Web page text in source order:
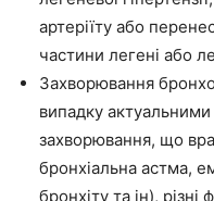
артеріїту або
частини легені або
Захворювання
випадку
захворювання, що
бронхіальна астма,
бронхіту та ін),